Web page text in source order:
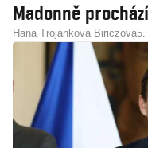
Madonně
Hana Trojánková Biriczová5.